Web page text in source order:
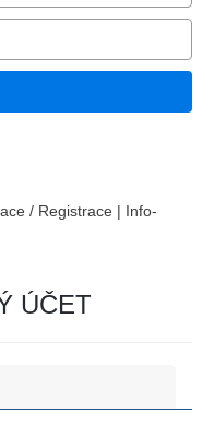
/ Registrace | Info-
ÚČET